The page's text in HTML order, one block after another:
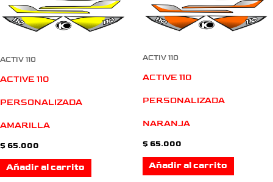
ACTIV 110
ACTIVE 110
PERSONALIZADA
AMARILLA
$ 65.000
Añadir al carrito
ACTIV 110
ACTIVE 110
PERSONALIZADA
NARANJA
$ 65.000
Añadir al carrito